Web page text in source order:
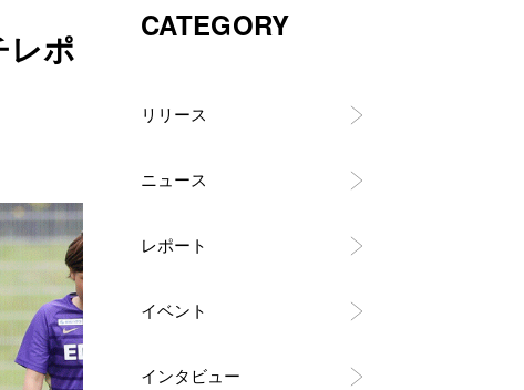
レポ
CATEGORY
リリース
ニュース
レポート
イベント
インタビュー